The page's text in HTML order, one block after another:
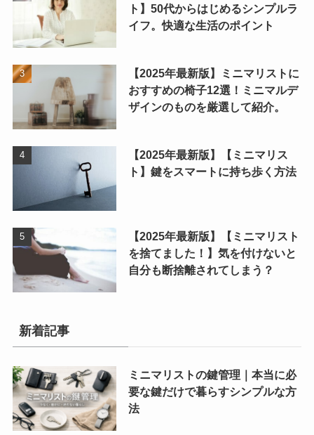
ト】50代からはじめるシンプルラ
イフ。快適な生活のポイント
【2025年最新版】ミニマリストに
おすすめの椅子12選！ミニマルデ
ザインのものを厳選して紹介。
【2025年最新版】【ミニマリス
ト】鍵をスマートに持ち歩く方法
【2025年最新版】【ミニマリスト
を捨てました！】気を付けないと
自分も断捨離されてしまう？
新着記事
ミニマリストの鍵管理｜本当に必
要な鍵だけで暮らすシンプルな方
法